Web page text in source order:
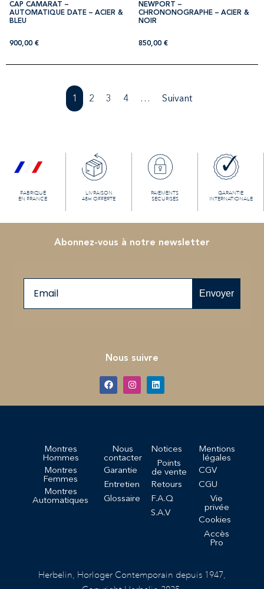
CAP CAMARAT –
AUTOMATIQUE DATE – ACIER &
BLEU
900,00 €
NEWPORT –
CHRONONOGRAPHE – ACIER &
NOIR
850,00 €
1 2 3 4 … Suivant
FABRIQUÉ
EN FRANCE
LIVRAISON
48H OFFERTE
PAIEMENTS
SECURISÉS
GARANTIE
INTERNATIONALE
Abonnez-vous à notre newsletter
Envoyer
Nous suivre
Montres
Hommes
Montres
Femmes
Montres
Automatiques
Nous
contacter
Garantie
Entretien
Glossaire
Notices
Points
de vente
Retours
F.A.Q
S.A.V
Mentions
légales
CGV
CGU
Vie
privée
Cookies
Accès
Pro
Herbelin, Horloger Contemporain depuis 1947,